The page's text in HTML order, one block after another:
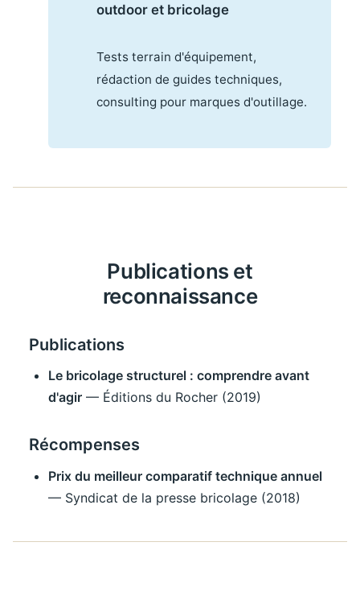
outdoor et bricolage
Tests terrain d'équipement,
rédaction de guides techniques,
consulting pour marques d'outillage.
Publications et
reconnaissance
Publications
Le bricolage structurel : comprendre avant
d'agir — Éditions du Rocher (2019)
Récompenses
Prix du meilleur comparatif technique annuel
— Syndicat de la presse bricolage (2018)